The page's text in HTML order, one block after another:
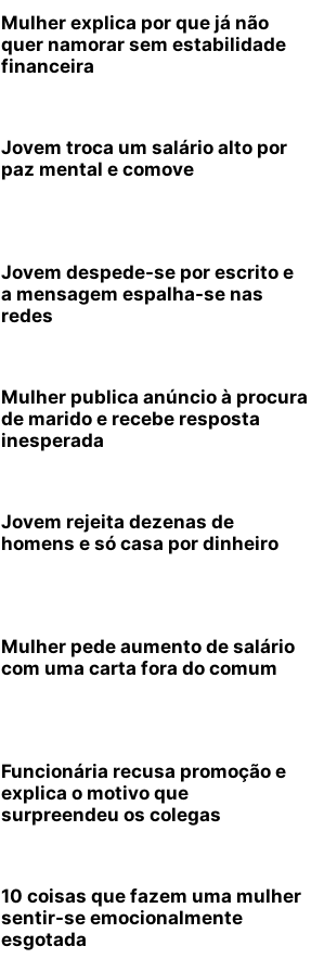
Mulher explica por que já não
quer namorar sem estabilidade
financeira
Jovem troca um salário alto por
paz mental e comove
Jovem despede-se por escrito e
a mensagem espalha-se nas
redes
Mulher publica anúncio à procura
de marido e recebe resposta
inesperada
Jovem rejeita dezenas de
homens e só casa por dinheiro
Mulher pede aumento de salário
com uma carta fora do comum
Funcionária recusa promoção e
explica o motivo que
surpreendeu os colegas
10 coisas que fazem uma mulher
sentir-se emocionalmente
esgotada